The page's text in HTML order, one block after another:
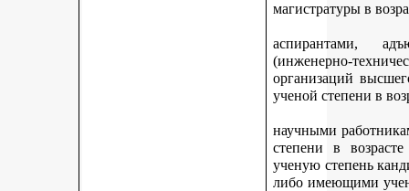
магистратуры в
аспирантами,
(инженерно-
организаций
ученой степени в
научными
степени в
ученую степень
либо имеющими